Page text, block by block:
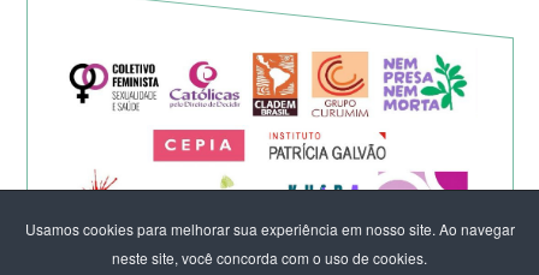
Usamos cookies para melhorar sua experiência em nosso site. Ao navegar
neste site, você concorda com o uso de cookies.